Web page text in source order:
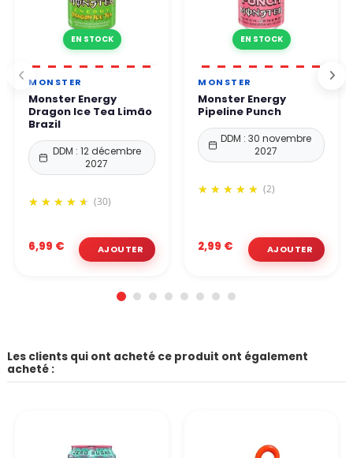
EN STOCK
MONSTER
Monster Energy
Dragon Ice Tea Limão
Brazil
DDM : 12 décembre
2027
(30)
6,99 €
EN STOCK
MONSTER
Monster Energy
Pipeline Punch
DDM : 30 novembre
2027
(2)
2,99 €
Les clients qui ont acheté ce produit ont également
acheté :